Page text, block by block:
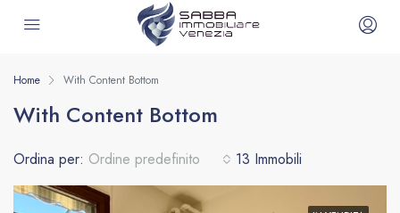
Home With Content Bottom
With Content Bottom
13 Immobili
Ordina per: Ordine predefinito